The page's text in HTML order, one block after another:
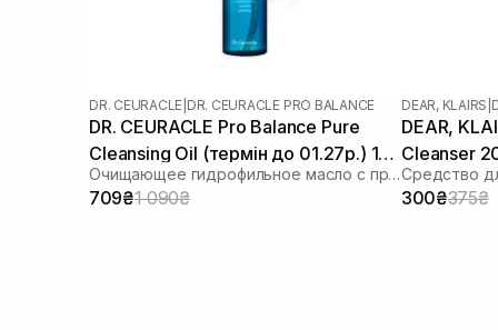
DR. CEURACLE DR. CEURACLE PRO BALANCE
DR. CEURACLE Pro Balance Pure
Cleansing Oil (термін до 01.27р.) 155
мл
Очищающее гидрофильное масло с пробиотиками
709₴1 090₴
DEAR, KLAIRS
DEAR,
Cleanser
Средство
300₴375₴